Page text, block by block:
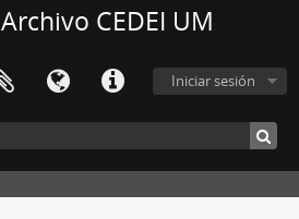
Archivo CEDEI UM
Iniciar sesión